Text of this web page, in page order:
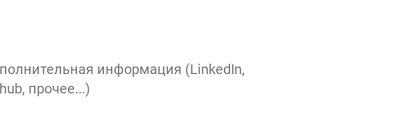
информация (LinkedIn,
прочее...)